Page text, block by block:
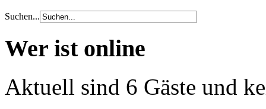
Suchen...
Wer ist online
Aktuell sind 6 Gäste und